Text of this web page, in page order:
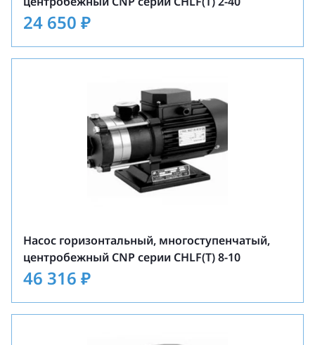
24 650 ₽
Насос горизонтальный, многоступенчатый,
центробежный CNP серии CHLF(T) 8-10
46 316 ₽